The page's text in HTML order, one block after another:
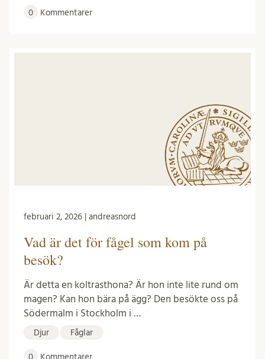
0 Kommentarer
februari 2, 2026 | andreasnord
Vad är det för fågel som kom på
besök?
Är detta en koltrasthona? Är hon inte lite rund om
magen? Kan hon bära på ägg? Den besökte oss på
Södermalm i Stockholm i …
Djur Fåglar
0 Kommentarer